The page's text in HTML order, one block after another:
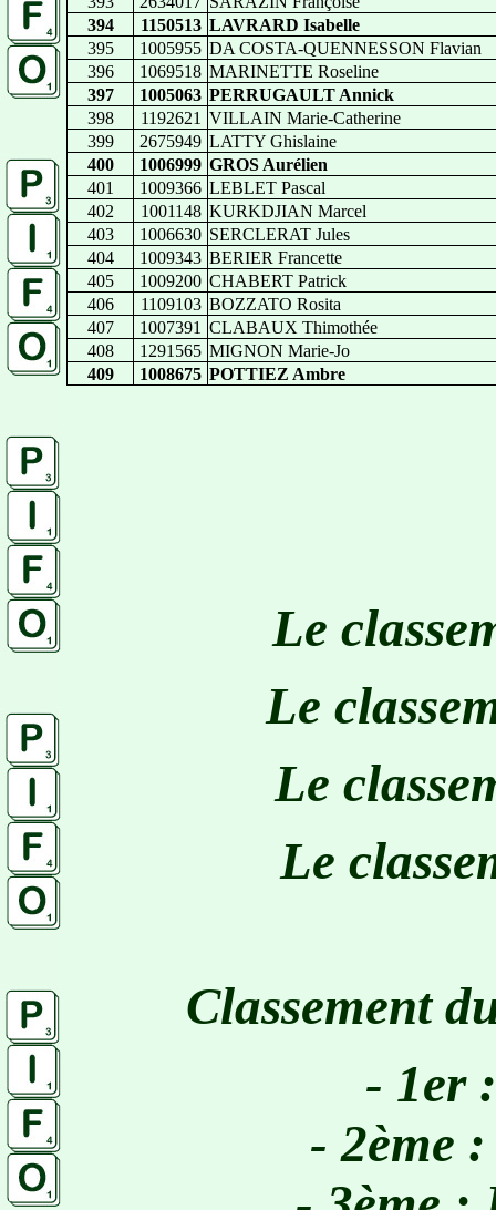
394
1150513 LAVRARD Isabelle
395
1005955 DA COSTA-QUENNESSON Flavian
396
1069518 MARINETTE Roseline
397
1005063 PERRUGAULT Annick
398
1192621 VILLAIN Marie-Catherine
399
2675949 LATTY Ghislaine
400
1006999 GROS Aurélien
401
1009366 LEBLET Pascal
402
1001148 KURKDJIAN Marcel
403
1006630 SERCLERAT Jules
404
1009343 BERIER Francette
405
1009200 CHABERT Patrick
406
1109103 BOZZATO Rosita
407
1007391 CLABAUX Thimothée
408
1291565 MIGNON Marie-Jo
409
1008675 POTTIEZ Ambre
Le
Le
Le
Le
Classement
- 1er
- 2ème